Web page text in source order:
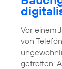
Vor einem
von
getroffen: